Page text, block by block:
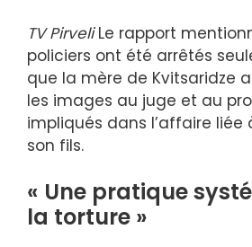
TV PirveliLe rapport
policiers ont été arrêtés
que la mère de Kvitsaridze
les images au juge et au
impliqués dans l’affaire liée
son fils.
« Une pratique
la torture »